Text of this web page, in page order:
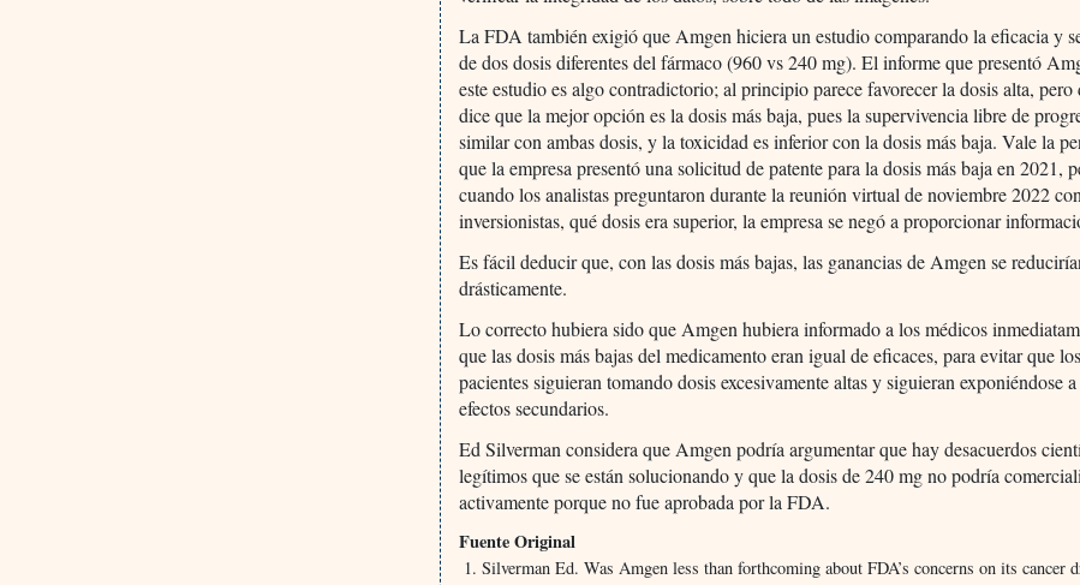
La FDA también exigió que Amgen hiciera un estudio comparando la eficacia y
de dos dosis diferentes del fármaco (960 vs 240 mg). El informe que presentó
este estudio es algo contradictorio; al principio parece favorecer la dosis alta, pero
dice que la mejor opción es la dosis más baja, pues la supervivencia libre de
similar con ambas dosis, y la toxicidad es inferior con la dosis más baja. Vale la
que la empresa presentó una solicitud de patente para la dosis más baja en 2021,
cuando los analistas preguntaron durante la reunión virtual de noviembre 2022
inversionistas, qué dosis era superior, la empresa se negó a proporcionar
Es fácil deducir que, con las dosis más bajas, las ganancias de Amgen se
drásticamente.
Lo correcto hubiera sido que Amgen hubiera informado a los médicos
que las dosis más bajas del medicamento eran igual de eficaces, para evitar que los
pacientes siguieran tomando dosis excesivamente altas y siguieran exponiéndose
efectos secundarios.
Ed Silverman considera que Amgen podría argumentar que hay desacuerdos
legítimos que se están solucionando y que la dosis de 240 mg no podría
activamente porque no fue aprobada por la FDA.
Fuente Original
Silverman Ed. Was Amgen less than forthcoming about FDA’s concerns on its cancer